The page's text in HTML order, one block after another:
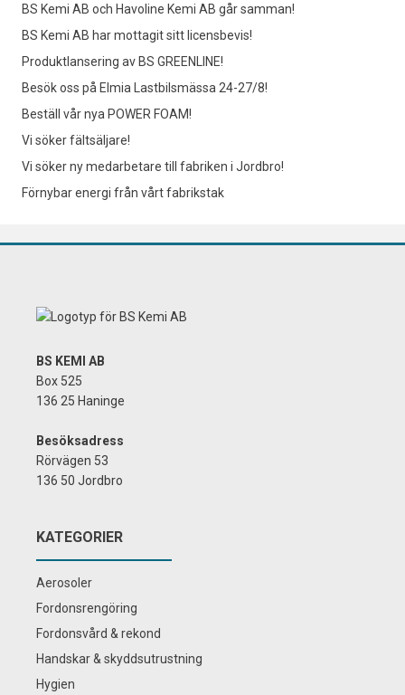
BS Kemi AB och Havoline Kemi AB går samman!
BS Kemi AB har mottagit sitt licensbevis!
Produktlansering av BS GREENLINE!
Besök oss på Elmia Lastbilsmässa 24-27/8!
Beställ vår nya POWER FOAM!
Vi söker fältsäljare!
Vi söker ny medarbetare till fabriken i Jordbro!
Förnybar energi från vårt fabrikstak
BS KEMI AB
Box 525
136 25 Haninge
Besöksadress
Rörvägen 53
136 50 Jordbro
KATEGORIER
Aerosoler
Fordonsrengöring
Fordonsvård & rekond
Handskar & skyddsutrustning
Hygien